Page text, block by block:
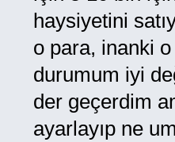
haysiyetini
o para, inanki
durumum iyi
der geçerdim
ayarlayıp ne